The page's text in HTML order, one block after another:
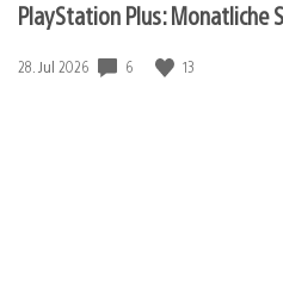
PlayStation Plus: Monatliche
Veröffentlichungsdatum:
28. Jul 2026 6 13